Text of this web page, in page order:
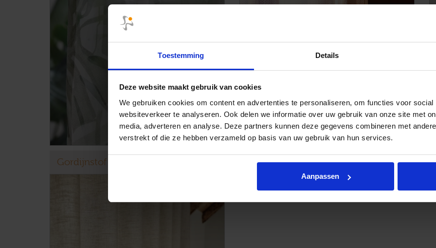
Toestemming Details
Deze website maakt gebruik van cookies
We gebruiken cookies om content en advertenties te personaliseren, om functies voor
websiteverkeer te analyseren. Ook delen we informatie over uw gebruik van onze site met
media, adverteren en analyse. Deze partners kunnen deze gegevens combineren met
verstrekt of die ze hebben verzameld op basis van uw gebruik van hun services.
Aanpassen
Gordijnstof Kendix Canopy Gordijnstof Kendix Impuls